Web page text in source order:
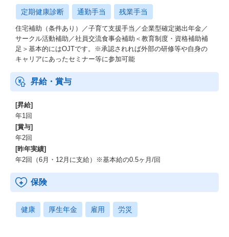
定期健康診断 通勤手当 残業手当
住宅補助（条件あり）／子育て支援手当／企業型確定拠出年金／
サークル活動補助／社員交流食事会補助＜教育制度・資格補助補
足＞基本的にはOJTです。※承認されれば外部の研修等や自身の
キャリアにあったセミナー等に参加可能
昇給・賞与
[昇給]
年1回
[賞与]
年2回
[昨年実績]
年2回（6月・12月に支給）※基本給の0.5ヶ月/回
保険
健康 厚生年金 雇用 労災